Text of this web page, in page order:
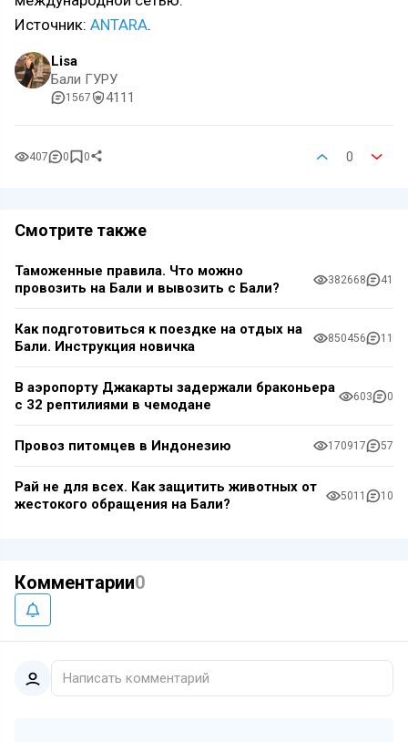
Источник: ANTARA.
Lisa
Бали ГУРУ
1567 4111
407 0 0 0
Смотрите также
Таможенные правила. Что можно
провозить на Бали и вывозить с Бали?
382668 41
Как подготовиться к поездке на отдых на
Бали. Инструкция новичка
850456 11
В аэропорту Джакарты задержали браконьера
с 32 рептилиями в чемодане
603 0
Провоз питомцев в Индонезию 170917 57
Рай не для всех. Как защитить животных от
жестокого обращения на Бали?
5011 10
Комментарии0
Написать комментарий